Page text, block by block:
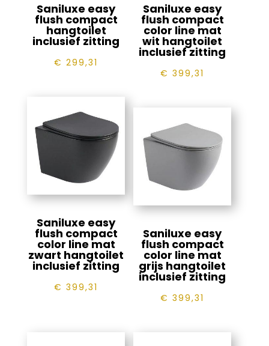
Saniluxe easy
flush compact
hangtoilet
inclusief zitting
€ 299,31
Saniluxe easy
flush compact
color line mat
wit hangtoilet
inclusief zitting
€ 399,31
Saniluxe easy
flush compact
color line mat
zwart hangtoilet
inclusief zitting
€ 399,31
Saniluxe easy
flush compact
color line mat
grijs hangtoilet
inclusief zitting
€ 399,31